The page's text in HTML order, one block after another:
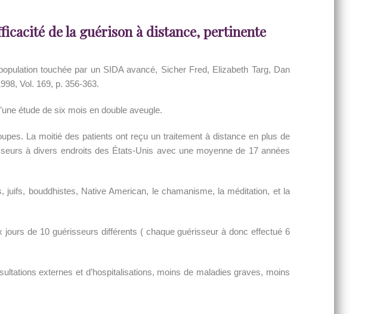
de la guérison à distance, pertinente
touchée par un SIDA avancé, Sicher Fred, Elizabeth Targ, Dan
Vol. 169, p. 356-363.
étude de six mois en double aveugle.
La moitié des patients ont reçu un traitement à distance en plus de
à divers endroits des États-Unis avec une moyenne de 17 années
bouddhistes, Native American, le chamanisme, la méditation, et la
de 10 guérisseurs différents ( chaque guérisseur à donc effectué 6
externes et d’hospitalisations, moins de maladies graves, moins